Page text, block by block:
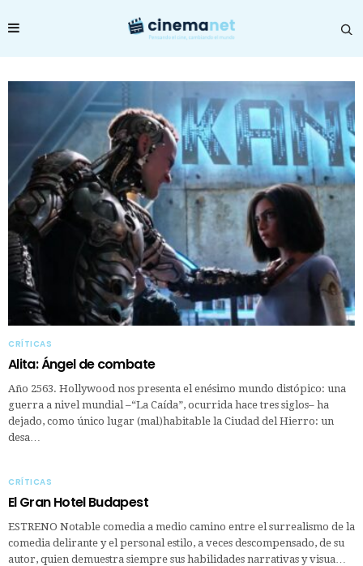
CRÍTICAS
Alita: Ángel de combate
Año 2563. Hollywood nos presenta el enésimo mundo distópico: una
guerra a nivel mundial –“La Caída”, ocurrida hace tres siglos– ha
dejado, como único lugar (mal)habitable la Ciudad del Hierro: un
desa…
CRÍTICAS
El Gran Hotel Budapest
ESTRENO Notable comedia a medio camino entre el surrealismo de la
comedia delirante y el personal estilo, a veces descompensado, de su
autor, quien demuestra siempre sus habilidades narrativas y visua…